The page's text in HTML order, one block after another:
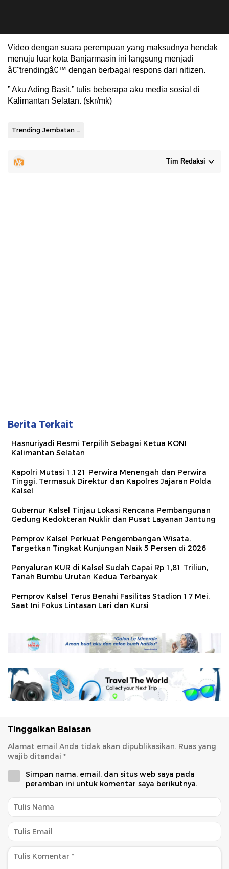
Video dengan suara perempuan yang maksudnya hendak
menuju luar kota Banjarmasin ini langsung menjadi
â€˜trendingâ€™ dengan berbagai respons dari nitizen.
” Aku Ading Basit,” tulis beberapa aku media sosial di
Kalimantan Selatan. (skr/mk)
Trending Jembatan Alalak
Tim Redaksi
Berita Terkait
Hasnuriyadi Resmi Terpilih Sebagai Ketua KONI
Kalimantan Selatan
Kapolri Mutasi 1.121 Perwira Menengah dan Perwira
Tinggi, Termasuk Direktur dan Kapolres Jajaran Polda
Kalsel
Gubernur Kalsel Tinjau Lokasi Rencana Pembangunan
Gedung Kedokteran Nuklir dan Pusat Layanan Jantung
Pemprov Kalsel Perkuat Pengembangan Wisata,
Targetkan Tingkat Kunjungan Naik 5 Persen di 2026
Penyaluran KUR di Kalsel Sudah Capai Rp 1,81 Triliun,
Tanah Bumbu Urutan Kedua Terbanyak
Pemprov Kalsel Terus Benahi Fasilitas Stadion 17 Mei,
Saat Ini Fokus Lintasan Lari dan Kursi
Tinggalkan Balasan
Alamat email Anda tidak akan dipublikasikan. Ruas yang
wajib ditandai *
Simpan nama, email, dan situs web saya pada
peramban ini untuk komentar saya berikutnya.